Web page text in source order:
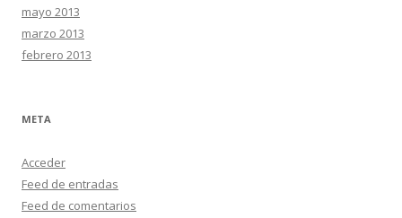
mayo 2013
marzo 2013
febrero 2013
META
Acceder
Feed de entradas
Feed de comentarios